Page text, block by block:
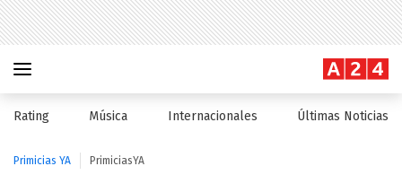
Rating Música Internacionales Últimas Noticias
Primicias YA PrimiciasYA